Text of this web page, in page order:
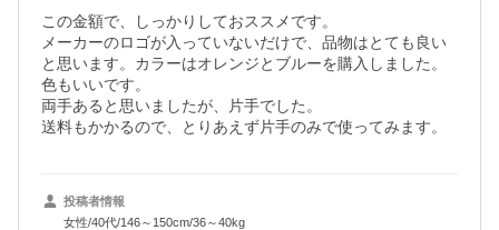
この金額で、しっかりしておススメです。
メーカーのロゴが入っていないだけで、品物はとても良い
と思います。カラーはオレンジとブルーを購入しました。
色もいいです。
両手あると思いましたが、片手でした。
送料もかかるので、とりあえず片手のみで使ってみます。
投稿者情報
女性/40代/146～150cm/36～40kg